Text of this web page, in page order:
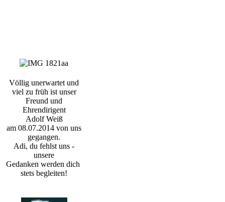
Völlig unerwartet und
viel zu früh ist unser
Freund und
Ehrendirigent
Adolf Weiß
am 08.07.2014 von uns
gegangen.
Adi, du fehlst uns -
unsere
Gedanken werden dich
stets begleiten!